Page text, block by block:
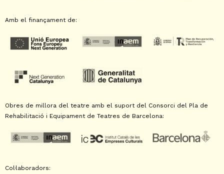
Amb el finançament de:
Obres de millora del teatre amb el suport del Consorci del Pla de
Rehabilitació i Equipament de Teatres de Barcelona:
Col·laboradors: